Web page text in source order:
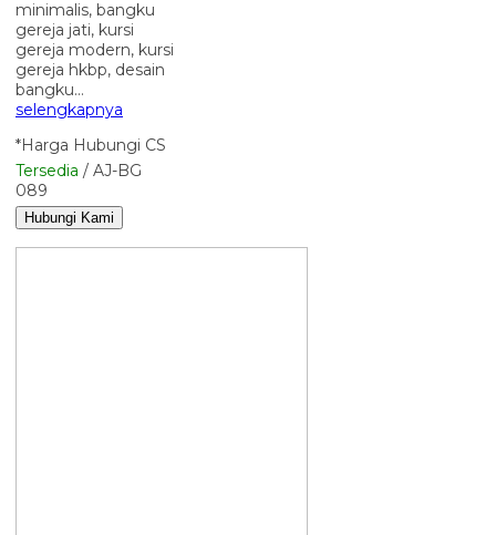
minimalis, bangku
gereja jati, kursi
gereja modern, kursi
gereja hkbp, desain
bangku…
selengkapnya
*Harga Hubungi CS
Tersedia / AJ-BG
089
Hubungi Kami